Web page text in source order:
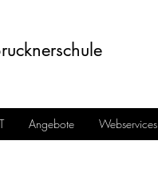
Angebote Webservices